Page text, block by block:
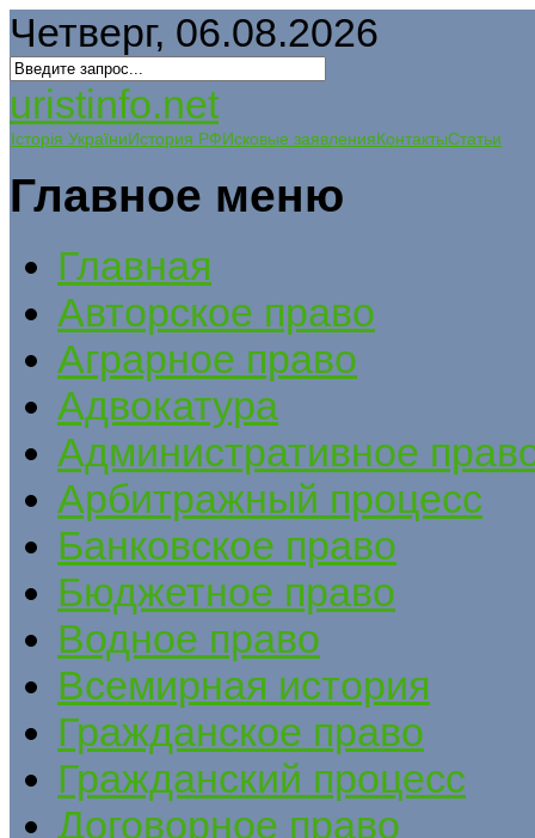
Четверг, 06.08.2026
uristinfo.net
Історія УкраїниИстория РФИсковые заявленияКонтактыСтатьи
Главное меню
Главная
Авторское право
Аграрное право
Адвокатура
Административное
Арбитражный процесс
Банковское право
Бюджетное право
Водное право
Всемирная история
Гражданское право
Гражданский процесс
Договорное право